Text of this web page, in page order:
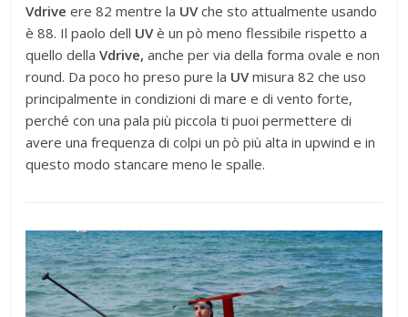
Vdrive ere 82 mentre la UVche sto attualmente usando
è 88. Il paolo dell UVè un pò meno flessibile rispetto a
quello dellaVdrive, anche per via della forma ovale e non
round. Da poco ho preso pure la UVmisura 82 che uso
principalmente in condizioni di mare e di vento forte,
perché con una pala più piccola ti puoi permettere di
avere una frequenza di colpi un pò più alta in upwind e in
questo modo stancare meno le spalle.